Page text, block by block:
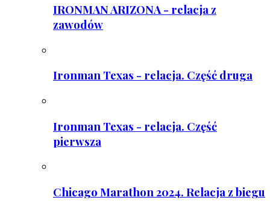
IRONMAN ARIZONA - relacja z
zawodów
Ironman Texas - relacja. Część druga
Ironman Texas - relacja. Część
pierwsza
Chicago Marathon 2024. Relacja z biegu